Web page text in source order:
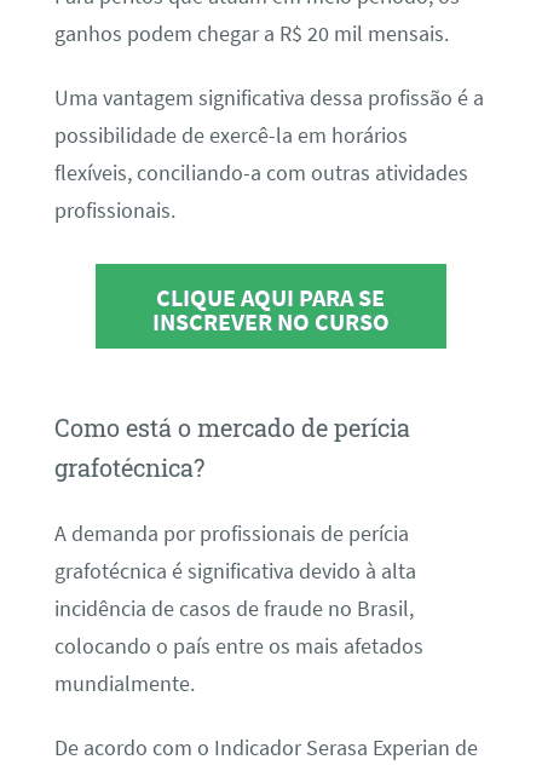
ganhos podem chegar a R$ 20 mil mensais.
Uma vantagem significativa dessa profissão é a
possibilidade de exercê-la em horários
flexíveis, conciliando-a com outras atividades
profissionais.
CLIQUE AQUI PARA SE
INSCREVER NO CURSO
Como está o mercado de perícia
grafotécnica?
A demanda por profissionais de perícia
grafotécnica é significativa devido à alta
incidência de casos de fraude no Brasil,
colocando o país entre os mais afetados
mundialmente.
De acordo com o Indicador Serasa Experian de